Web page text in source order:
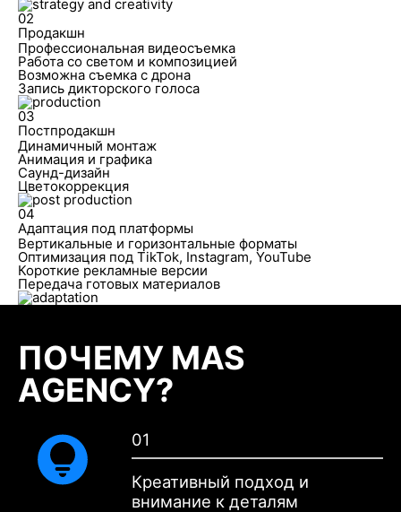
02
Продакшн
Профессиональная видеосъемка
Работа со светом и композицией
Возможна съемка с дрона
Запись дикторского голоса
03
Постпродакшн
Динамичный монтаж
Анимация и графика
Саунд-дизайн
Цветокоррекция
04
Адаптация под платформы
Вертикальные и горизонтальные форматы
Оптимизация под TikTok, Instagram, YouTube
Короткие рекламные версии
Передача готовых материалов
ПОЧЕМУ MAS
AGENCY?
01
Креативный подход и
внимание к деталям